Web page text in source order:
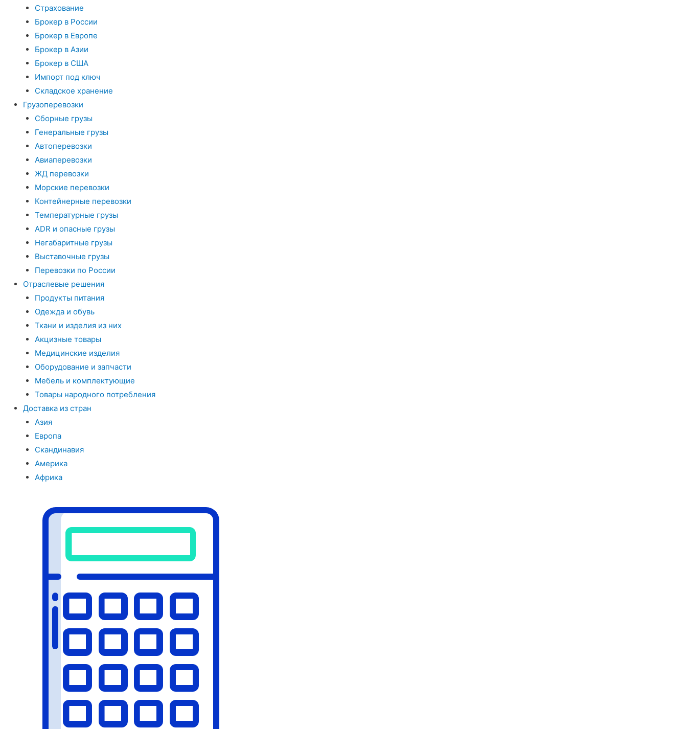
Страхование
Брокер в России
Брокер в Европе
Брокер в Азии
Брокер в США
Импорт под ключ
Складское хранение
Грузоперевозки
Сборные грузы
Генеральные грузы
Автоперевозки
Авиаперевозки
ЖД перевозки
Морские перевозки
Контейнерные перевозки
Температурные грузы
ADR и опасные грузы
Негабаритные грузы
Выставочные грузы
Перевозки по России
Отраслевые решения
Продукты питания
Одежда и обувь
Ткани и изделия из них
Акцизные товары
Медицинские изделия
Оборудование и запчасти
Мебель и комплектующие
Товары народного потребления
Доставка из стран
Азия
Европа
Скандинавия
Америка
Африка